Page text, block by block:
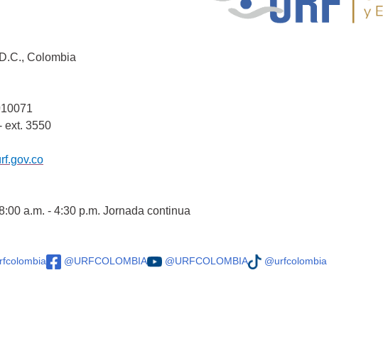
Colombia
ext. 3550
a.m. - 4:30 p.m. Jornada continua
@URFCOLOMBIA @URFCOLOMBIA @urfcolombia